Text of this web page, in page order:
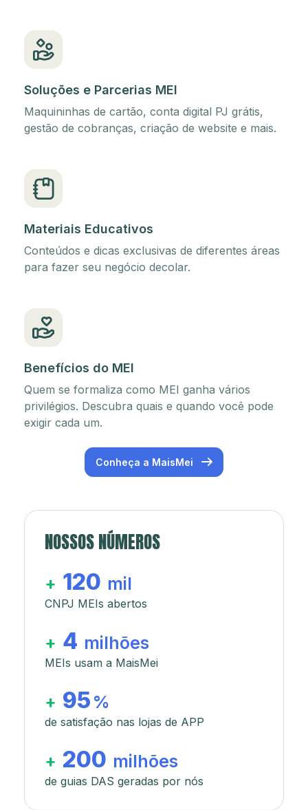
Soluções e Parcerias MEI
Maquininhas de cartão, conta digital PJ grátis,
gestão de cobranças, criação de website e mais.
Materiais Educativos
Conteúdos e dicas exclusivas de diferentes áreas
para fazer seu negócio decolar.
Benefícios do MEI
Quem se formaliza como MEI ganha vários
privilégios. Descubra quais e quando você pode
exigir cada um.
Conheça a MaisMei
NOSSOS NÚMEROS
+ 120 mil
CNPJ MEIs abertos
+ 4 milhões
MEIs usam a MaisMei
+ 95 %
de satisfação nas lojas de APP
+ 200 milhões
de guias DAS geradas por nós